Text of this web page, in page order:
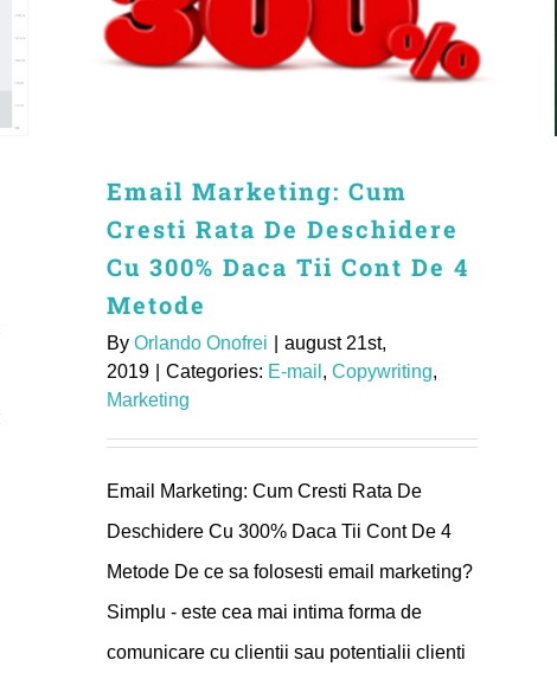
Email Marketing: Cum
Cresti Rata De Deschidere
Cu 300% Daca Tii Cont De 4
Metode
By Orlando Onofrei
august 21st,
2019
Categories: E-mail , Copywriting,
Marketing
Email Marketing: Cum Cresti Rata De
Deschidere Cu 300% Daca Tii Cont De 4
Metode De ce sa folosesti email marketing?
Simplu - este cea mai intima forma de
comunicare cu clientii sau potentialii clienti